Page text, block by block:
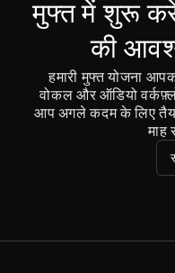
मुफ्त में शुरू
की
हमारी मुफ्त योजना
वोकल और ऑडियो
आप अगले कदम के लिए
माह